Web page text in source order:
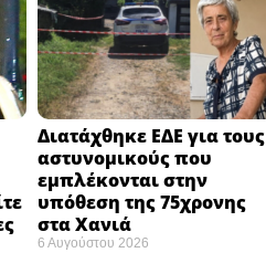
Διατάχθηκε ΕΔΕ για τους
αστυνομικούς που
εμπλέκονται στην
υπόθεση της 75χρονης
στα Χανιά
6 Αυγούστου 2026